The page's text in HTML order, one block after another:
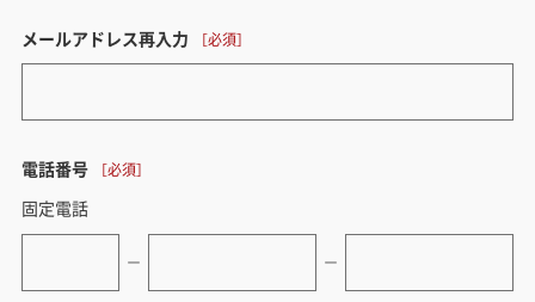
メールアドレス再入力
電話番号
固定電話
ー ー